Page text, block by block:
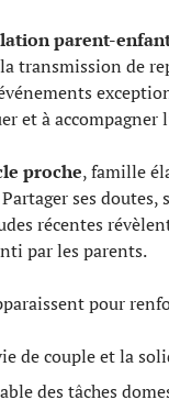
parent-
la transmission de
et à
proche, famille
ses
récentes
par les parents.
pour
de couple et la
des tâches